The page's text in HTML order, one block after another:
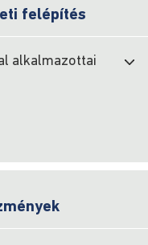
felépítés
alkalmazottai